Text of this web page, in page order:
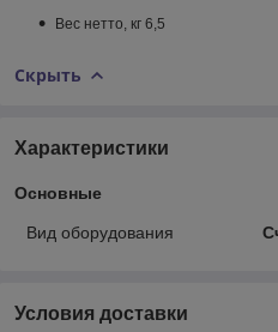
Вес нетто, кг 6,5
Скрыть
Характеристики
Основные
Вид оборудования
Условия доставки